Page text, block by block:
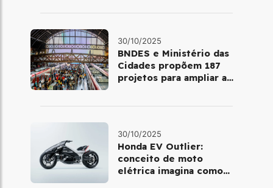
30/10/2025
BNDES e Ministério das
Cidades propõem 187
projetos para ampliar a
30/10/2025
Honda EV Outlier:
conceito de moto
elétrica imagina como